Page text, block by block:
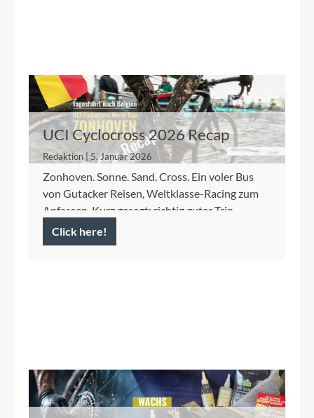
UCI Cyclocross 2026 Recap
Redaktion | 5. Januar 2026
Zonhoven. Sonne. Sand. Cross. Ein voler Bus
von Gutacker Reisen, Weltklasse-Racing zum
Anfassen. Kurz gesagt: richtig guter Trip.
Click here!